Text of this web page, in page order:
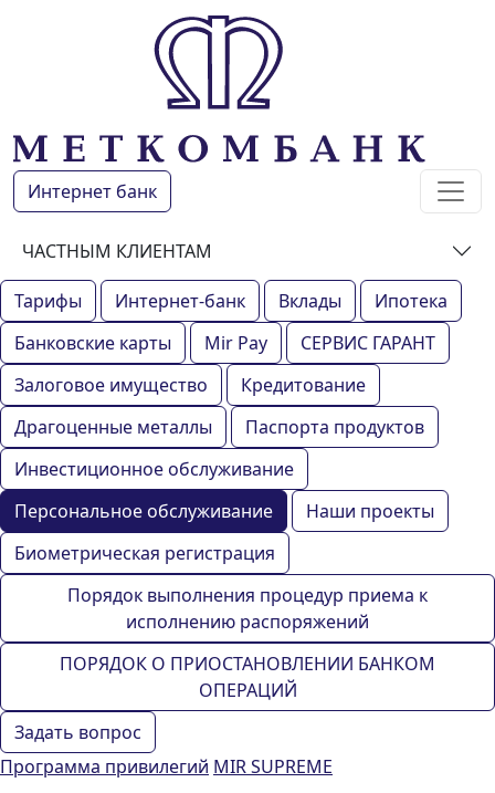
Интернет банк
ЧАСТНЫМ КЛИЕНТАМ
Тарифы Интернет-банк Вклады
Ипотека
Банковские карты
Mir Pay
СЕРВИС ГАРАНТ
Залоговое имущество
Кредитование
Драгоценные металлы
Паспорта продуктов
Инвестиционное обслуживание
Персональное обслуживание
Наши проекты
Биометрическая регистрация
Порядок выполнения процедур приема к
исполнению распоряжений
ПОРЯДОК О ПРИОСТАНОВЛЕНИИ БАНКОМ
ОПЕРАЦИЙ
Задать вопрос
Программа привилегий MIR SUPREME